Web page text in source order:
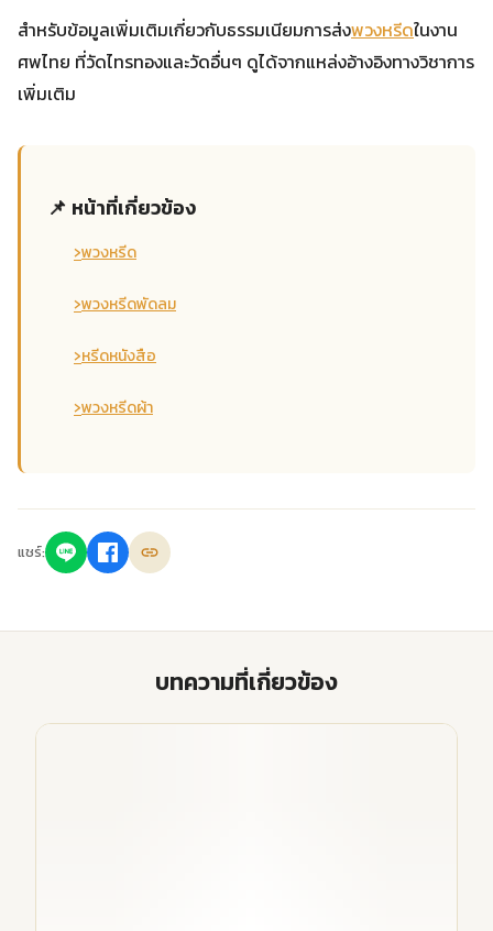
สำหรับข้อมูลเพิ่มเติมเกี่ยวกับธรรมเนียมการส่งพวงหรีดในงาน
ศพไทย ที่วัดไทรทองและวัดอื่นๆ ดูได้จากแหล่งอ้างอิงทางวิชาการ
เพิ่มเติม
📌 หน้าที่เกี่ยวข้อง
›พวงหรีด
›พวงหรีดพัดลม
›หรีดหนังสือ
›พวงหรีดผ้า
แชร์:
บทความที่เกี่ยวข้อง